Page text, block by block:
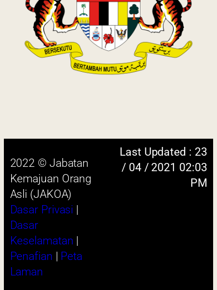
2022 © Jabatan
Kemajuan Orang
Asli (JAKOA)
Dasar Privasi|
Last Updated : 23
/ 04 / 2021 02:03
PM
browser versi terkini dengan
skrin beresolusi 1280 x 1024 piksel